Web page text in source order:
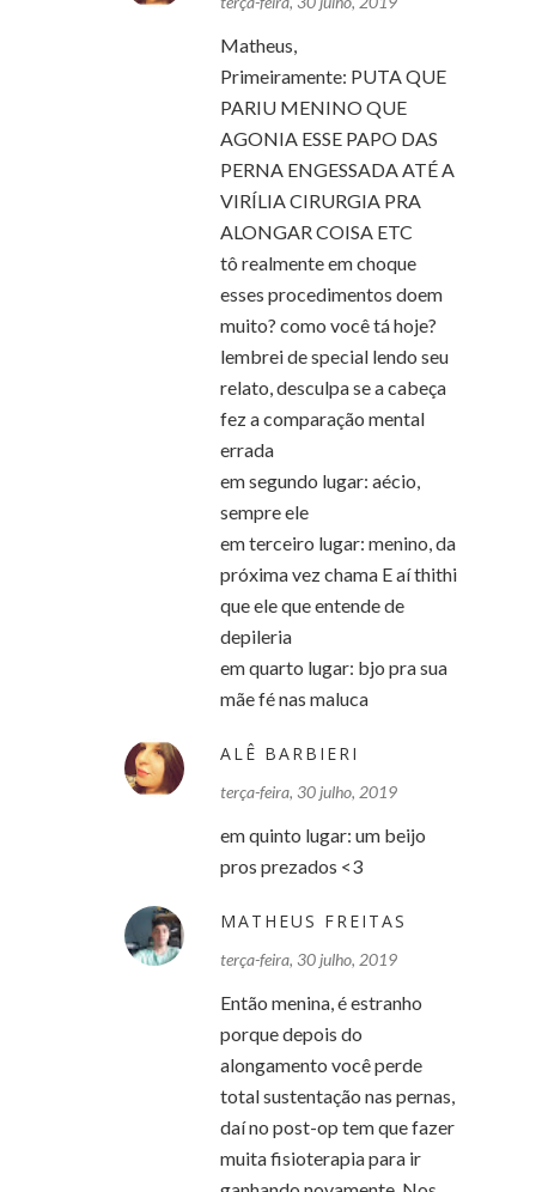
Matheus,
Primeiramente: PUTA QUE
PARIU MENINO QUE
AGONIA ESSE PAPO DAS
PERNA ENGESSADA ATÉ A
VIRÍLIA CIRURGIA PRA
ALONGAR COISA ETC
tô realmente em choque
esses procedimentos doem
muito? como você tá hoje?
lembrei de special lendo seu
relato, desculpa se a cabeça
fez a comparação mental
errada
em segundo lugar: aécio,
sempre ele
em terceiro lugar: menino, da
próxima vez chama E aí thithi
que ele que entende de
depileria
em quarto lugar: bjo pra sua
mãe fé nas maluca
ALÊ BARBIERI
terça-feira, 30 julho, 2019
em quinto lugar: um beijo
pros prezados <3
MATHEUS FREITAS
terça-feira, 30 julho, 2019
Então menina, é estranho
porque depois do
alongamento você perde
total sustentação nas pernas,
daí no post-op tem que fazer
muita fisioterapia para ir